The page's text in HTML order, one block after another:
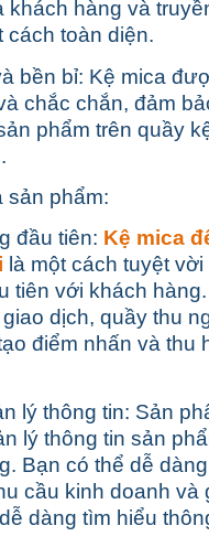
khách hàng và
cách toàn diện.
bền bỉ: Kệ mica
chắc chắn, đảm
phẩm trên quầy
sản phẩm:
đầu tiên: Kệ mica
là một cách tuyệt vời
tiên với khách
dịch, quầy thu
điểm nhấn và thu
lý thông tin: Sản
lý thông tin sản
Bạn có thể dễ
cầu kinh doanh và
dàng tìm hiểu